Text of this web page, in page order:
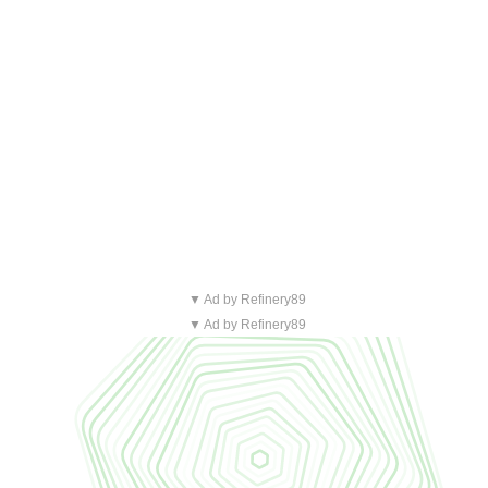
▼ Ad by Refinery89
▼ Ad by Refinery89